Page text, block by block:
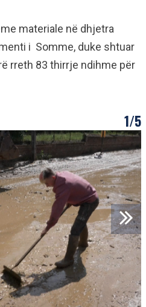
materiale në dhjetra
i Somme, duke shtuar
rreth 83 thirrje ndihme për
1/5